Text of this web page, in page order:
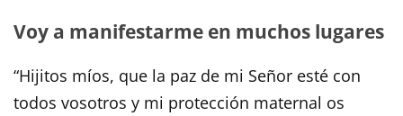
Voy a manifestarme en muchos lugares
“Hijitos míos, que la paz de mi Señor esté con
todos vosotros y mi protección maternal os